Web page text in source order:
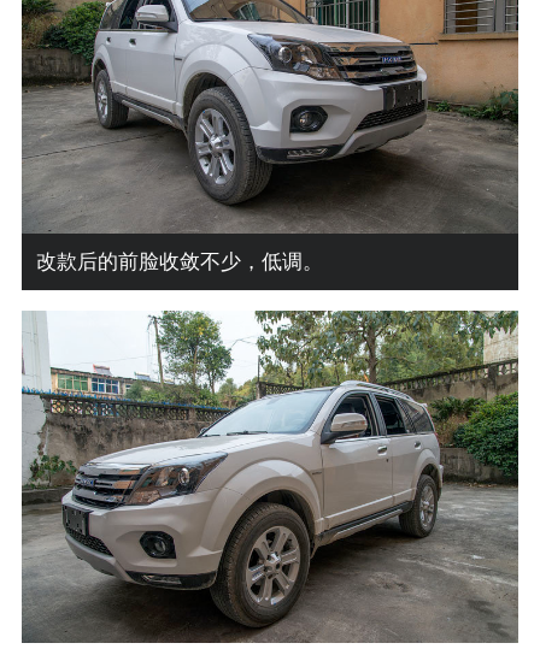
改款后的前脸收敛不少，低调。